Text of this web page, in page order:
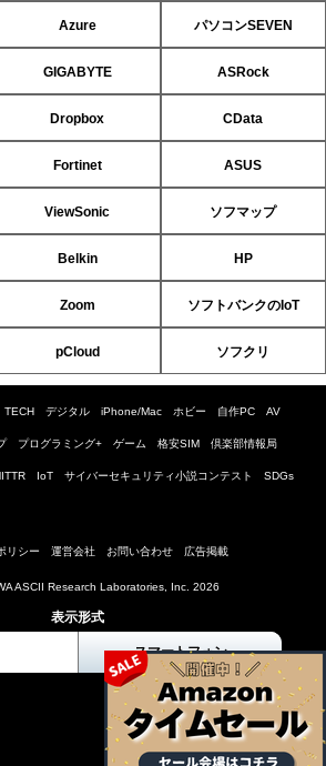
Azure パソコンSEVEN
GIGABYTE ASRock
Dropbox CData
Fortinet ASUS
ViewSonic ソフマップ
Belkin HP
Zoom ソフトバンクのIoT
pCloud ソフクリ
TECH デジタル iPhone/Mac ホビー 自作PC AV
プログラミング+ ゲーム 格安SIM 倶楽部情報局
IoT サイバーセキュリティ小説コンテスト SDGs
リシー 運営会社 お問い合わせ 広告掲載
ASCII Research Laboratories, Inc. 2026
表示形式
スマートフォン